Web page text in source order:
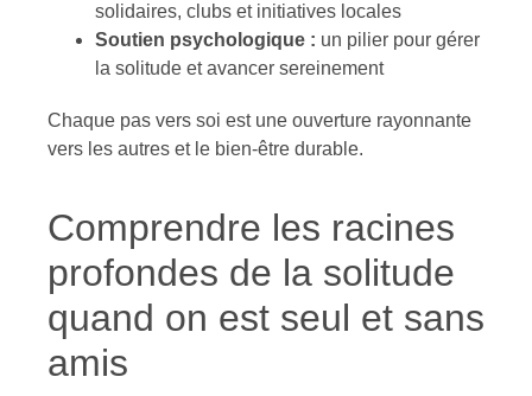
solidaires, clubs et initiatives locales
Soutien psychologique : un pilier pour gérer
la solitude et avancer sereinement
Chaque pas vers soi est une ouverture rayonnante
vers les autres et le bien-être durable.
Comprendre les racines
profondes de la solitude
quand on est seul et sans
amis